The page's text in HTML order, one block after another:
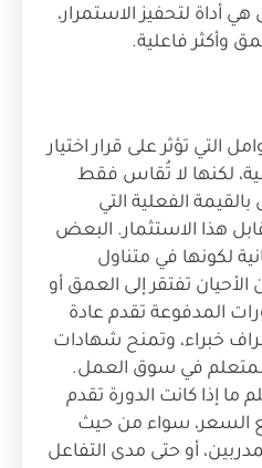
أداة لتحفيز الاستمرار،
وأكثر فاعلية.
التي تؤثر على قرار اختيار
لكنها لا تُقاس فقط
الفعلية التي
هذا الاستثمار. البعض
لكونها في متناول
تفتقر إلى العمق أو
المدفوعة تقدم عادة
خبراء، وتمنح شهادات
في سوق العمل.
ما إذا كانت الدورة تقدم
السعر، سواء من حيث
أو حتى مدى التفاعل